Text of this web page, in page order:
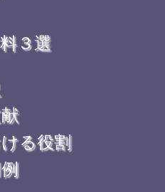
３選
る役割